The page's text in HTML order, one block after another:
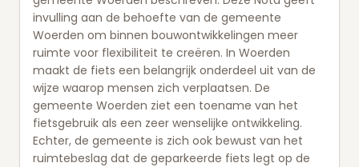
invulling aan de behoefte van de gemeente
Woerden om binnen bouwontwikkelingen meer
ruimte voor flexibiliteit te creëren. In Woerden
maakt de fiets een belangrijk onderdeel uit van de
wijze waarop mensen zich verplaatsen. De
gemeente Woerden ziet een toename van het
fietsgebruik als een zeer wenselijke ontwikkeling.
Echter, de gemeente is zich ook bewust van het
ruimtebeslag dat de geparkeerde fiets legt op de